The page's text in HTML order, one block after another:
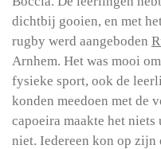
dichtbij gooien, en met
rugby werd aangeboden
Arnhem. Het was mooi
fysieke sport, ook de
konden meedoen met de
capoeira maakte het
niet. Iedereen kon op zijn